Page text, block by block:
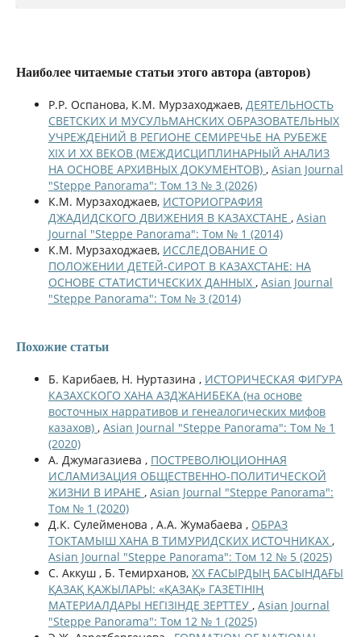
Наиболее читаемые статьи этого автора (авторов)
Р.Р. Оспанова, К.М. Мурзаходжаев, ДЕЯТЕЛЬНОСТЬ
СВЕТСКИХ И МУСУЛЬМАНСКИХ ОБРАЗОВАТЕЛЬНЫХ
УЧРЕЖДЕНИЙ В РЕГИОНЕ СЕМИРЕЧЬЕ НА РУБЕЖЕ
XIX И XX ВЕКОВ (МЕЖДИСЦИПЛИНАРНЫЙ АНАЛИЗ
НА ОСНОВЕ АРХИВНЫХ ДОКУМЕНТОВ) , Asian Journal
"Steppe Panorama": Том 13 № 3 (2026)
К.М. Мурзаходжаев, ИСТОРИОГРАФИЯ
ДЖАДИДСКОГО ДВИЖЕНИЯ В КАЗАХСТАНЕ , Asian
Journal "Steppe Panorama": Том № 1 (2014)
К.М. Мурзаходжаев, ИССЛЕДОВАНИЕ О
ПОЛОЖЕНИИ ДЕТЕЙ-СИРОТ В КАЗАХСТАНЕ: НА
ОСНОВЕ СТАТИСТИЧЕСКИХ ДАННЫХ , Asian Journal
"Steppe Panorama": Том № 3 (2014)
Похожие статьи
Б. Карибаев, Н. Нуртазина , ИСТОРИЧЕСКАЯ ФИГУРА
КАЗАХСКОГО ХАНА АЗДЖАНИБЕКА (на основе
восточных нарративов и генеалогических мифов
казахов) , Asian Journal "Steppe Panorama": Том № 1
(2020)
А. Джумагазиева , ПОСТРЕВОЛЮЦИОННАЯ
ИСЛАМИЗАЦИЯ ОБЩЕСТВЕННО-ПОЛИТИЧЕСКОЙ
ЖИЗНИ В ИРАНЕ , Asian Journal "Steppe Panorama":
Том № 1 (2020)
Д.К. Сулейменова , А.А. Жумабаева , ОБРАЗ
ТОКТАМЫШ ХАНА В ТИМУРИДСКИХ ИСТОЧНИКАХ ,
Asian Journal "Steppe Panorama": Том 12 № 5 (2025)
С. Аккуш , Б. Темирханов, ХХ ҒАСЫРДЫҢ БАСЫНДАҒЫ
ҚАЗАҚ ҚАЖЫЛАРЫ: «ҚАЗАҚ» ГАЗЕТІНІҢ
МАТЕРИАЛДАРЫ НЕГІЗІНДЕ ЗЕРТТЕУ , Asian Journal
"Steppe Panorama": Том 12 № 1 (2025)